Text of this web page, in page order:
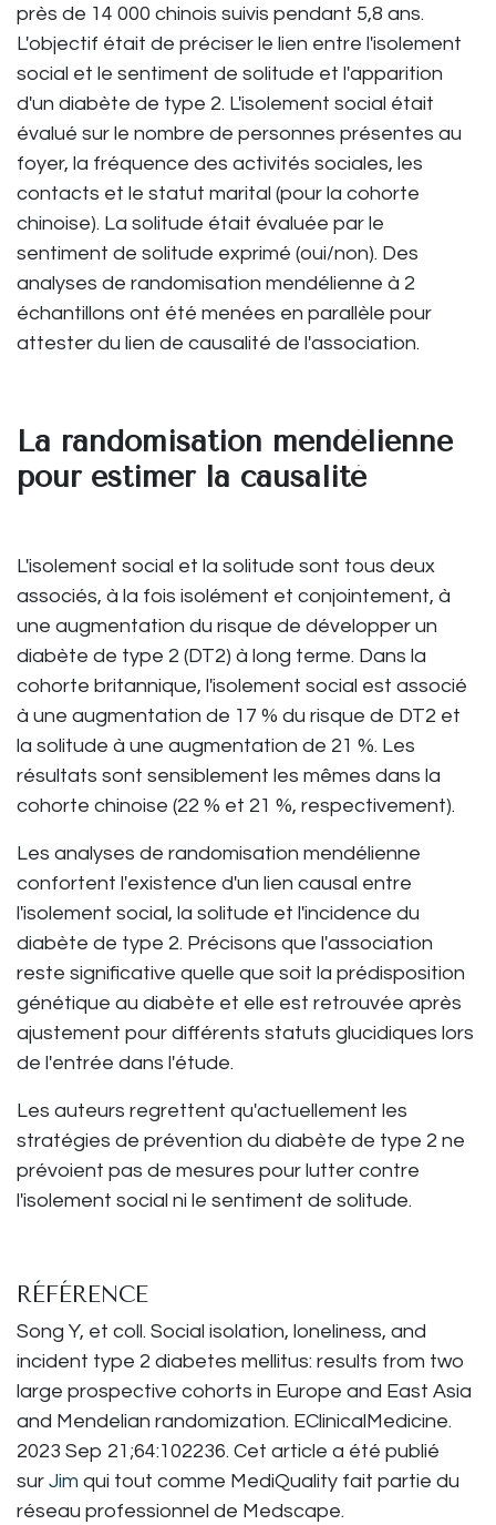
près de 14 000 chinois suivis pendant 5,8 ans.
L'objectif était de préciser le lien entre l'isolement
social et le sentiment de solitude et l'apparition
d'un diabète de type 2. L'isolement social était
évalué sur le nombre de personnes présentes au
foyer, la fréquence des activités sociales, les
contacts et le statut marital (pour la cohorte
chinoise). La solitude était évaluée par le
sentiment de solitude exprimé (oui/non). Des
analyses de randomisation mendélienne à 2
échantillons ont été menées en parallèle pour
attester du lien de causalité de l'association.
La randomisation mendélienne
pour estimer la causalité
L'isolement social et la solitude sont tous deux
associés, à la fois isolément et conjointement, à
une augmentation du risque de développer un
diabète de type 2 (DT2) à long terme. Dans la
cohorte britannique, l'isolement social est associé
à une augmentation de 17 % du risque de DT2 et
la solitude à une augmentation de 21 %. Les
résultats sont sensiblement les mêmes dans la
cohorte chinoise (22 % et 21 %, respectivement).
Les analyses de randomisation mendélienne
confortent l'existence d'un lien causal entre
l'isolement social, la solitude et l'incidence du
diabète de type 2. Précisons que l'association
reste significative quelle que soit la prédisposition
génétique au diabète et elle est retrouvée après
ajustement pour différents statuts glucidiques lors
de l'entrée dans l'étude.
Les auteurs regrettent qu'actuellement les
stratégies de prévention du diabète de type 2 ne
prévoient pas de mesures pour lutter contre
l'isolement social ni le sentiment de solitude.
RÉFÉRENCE
Song Y, et coll. Social isolation, loneliness, and
incident type 2 diabetes mellitus: results from two
large prospective cohorts in Europe and East Asia
and Mendelian randomization. EClinicalMedicine.
2023 Sep 21;64:102236. Cet article a été publié
sur Jim qui tout comme MediQuality fait partie du
réseau professionnel de Medscape.